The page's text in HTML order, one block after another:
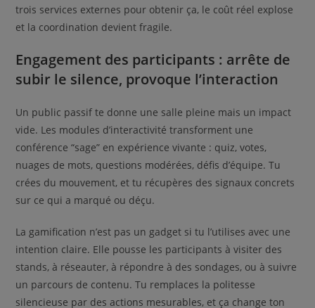
trois services externes pour obtenir ça, le coût réel explose
et la coordination devient fragile.
Engagement des participants : arrête de
subir le silence, provoque l’interaction
Un public passif te donne une salle pleine mais un impact
vide. Les modules d’interactivité transforment une
conférence “sage” en expérience vivante : quiz, votes,
nuages de mots, questions modérées, défis d’équipe. Tu
crées du mouvement, et tu récupères des signaux concrets
sur ce qui a marqué ou déçu.
La gamification n’est pas un gadget si tu l’utilises avec une
intention claire. Elle pousse les participants à visiter des
stands, à réseauter, à répondre à des sondages, ou à suivre
un parcours de contenu. Tu remplaces la politesse
silencieuse par des actions mesurables, et ça change ton